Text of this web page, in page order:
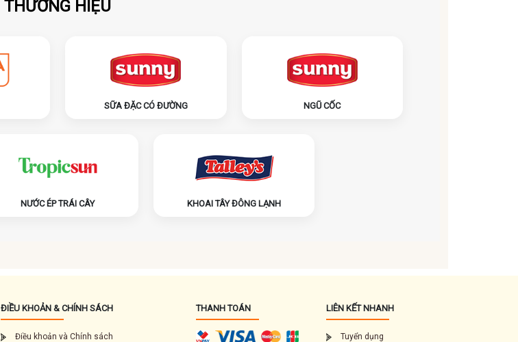
THƯƠNG HIỆU
SỮA ĐẶC CÓ ĐƯỜNG NGŨ CỐC
NƯỚC ÉP TRÁI CÂY KHOAI TÂY ĐÔNG LẠNH
ĐIỀU KHOẢN & CHÍNH SÁCH
Điều khoản và Chính sách
THANH TOÁN LIÊN KẾT NHANH
Tuyển dụng